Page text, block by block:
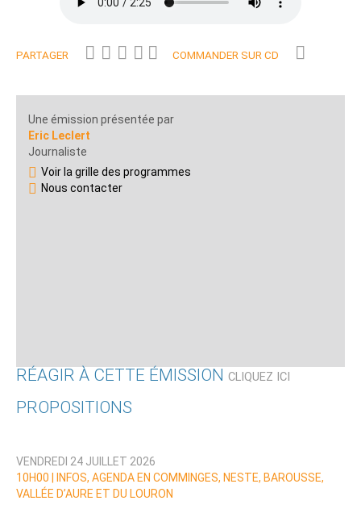
PARTAGER COMMANDER SUR CD
Une émission présentée par
Eric Leclert
Journaliste
Voir la grille des programmes
Nous contacter
RÉAGIR À CETTE ÉMISSION CLIQUEZ ICI
Nom
PROPOSITIONS
VENDREDI 24 JUILLET 2026
10H00 |
INFOS, AGENDA EN COMMINGES, NESTE, BAROUSSE,
VALLÉE D’AURE ET DU LOURON